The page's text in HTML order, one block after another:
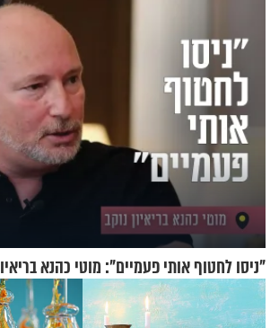
"ניסו לחטוף אותי פעמיים": מוטי כהנא